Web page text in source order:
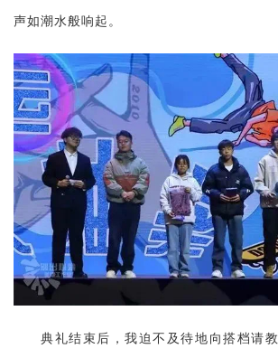
声如潮水般响起。
典礼结束后，我迫不及待地向搭档请